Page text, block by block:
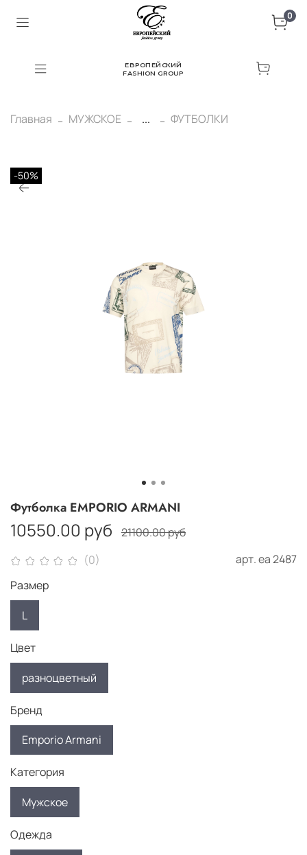
0
ЕВРОПЕЙСКИЙ
FASHION GROUP
Главная МУЖСКОЕ ... ФУТБОЛКИ
-50%
(0) арт.еа 2487
Футболка EMPORIO ARMANI
10550.00 руб 21100.00 руб
Размер
L
Цвет
разноцветный
Бренд
Emporio Armani
Категория
Мужское
Одежда